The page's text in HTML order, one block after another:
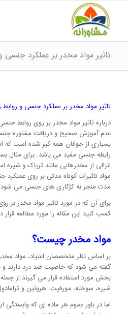
تاثیر مواد مخدر بر عملکرد جنسی
تاثیر مواد مخدر بر عملکرد جنسی و روابط
درباره تاثیر مواد مخدر بر روی روابط
عدم آموزش صحیح و دریافت مشاوره
بسیاری از جوانان همه گیر شده است که
رابطه جنسی مفید می باشد. برای مثال
انزالی از مخدرهایی مانند تریاک و شیره
مواد تاثیرات کوتاه مدتی بر روی
مدت منجر به کژکاری های جنسی می
برای آن که در مورد تاثیر مواد مخدر بر
کسب کنید این مقاله را مورد مطالعه قرار
مواد مخدر چیست؟
بر اساس نظر متخصصان اعتیاد، مواد مخدر
گفته می شود که خاصیت ضد درد دارند
بخش مورد استفاده قرار می گیرند از
شیره، سوخته، مورفیت، هروئین و
اما در باور عموم هر ماده ای که وابستگی